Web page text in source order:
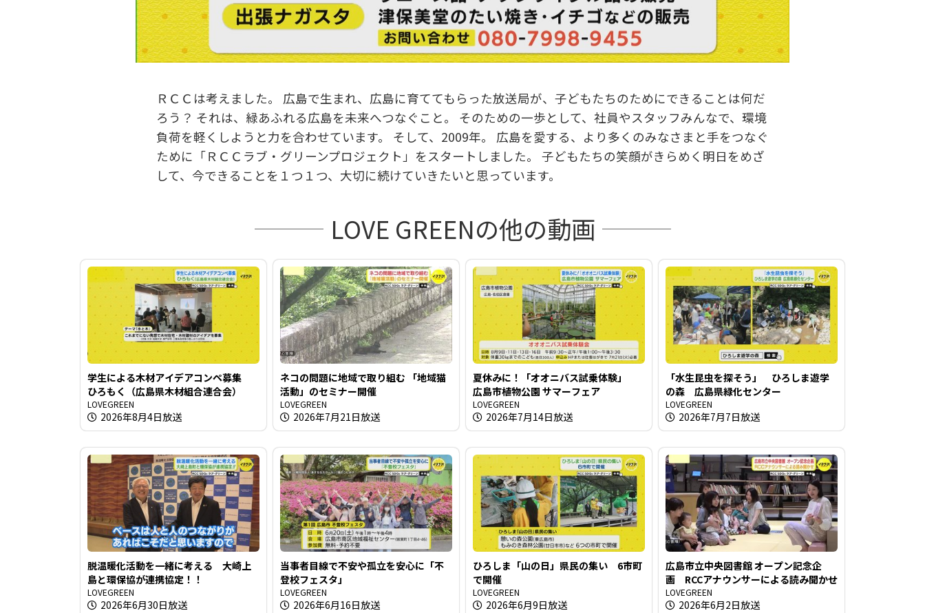
オ
を
再
生
す
る
ＲＣＣは考えました。 広島で生まれ、広島に育ててもらった放送局が、子どもたちのためにできることは何だ
ろう？ それは、緑あふれる広島を未来へつなぐこと。 そのための一歩として、社員やスタッフみんなで、環境
負荷を軽くしようと力を合わせています。 そして、2009年。 広島を愛する、より多くのみなさまと手をつなぐ
ために「ＲＣＣラブ・グリーンプロジェクト」をスタートしました。 子どもたちの笑顔がきらめく明日をめざ
して、今できることを１つ１つ、大切に続けていきたいと思っています。
LOVE GREENの他の動画
学生による木材アイデアコンペ募集
ひろもく（広島県木材組合連合会）
LOVEGREEN
2026年8月4日放送
ネコの問題に地域で取り組む 「地域猫
活動」のセミナー開催
LOVEGREEN
2026年7月21日放送
夏休みに！「オオニバス試乗体験」
広島市植物公園 サマーフェア
LOVEGREEN
2026年7月14日放送
「水生昆虫を探そう」 ひろしま遊学
の森 広島県緑化センター
LOVEGREEN
2026年7月7日放送
脱温暖化活動を一緒に考える 大崎上
島と環保協が連携協定！！
LOVEGREEN
2026年6月30日放送
当事者目線で不安や孤立を安心に「不
登校フェスタ」
LOVEGREEN
2026年6月16日放送
ひろしま「山の日」県民の集い 6市町
で開催
LOVEGREEN
2026年6月9日放送
広島市立中央図書館 オープン記念企
画 RCCアナウンサーによる読み聞かせ
LOVEGREEN
2026年6月2日放送